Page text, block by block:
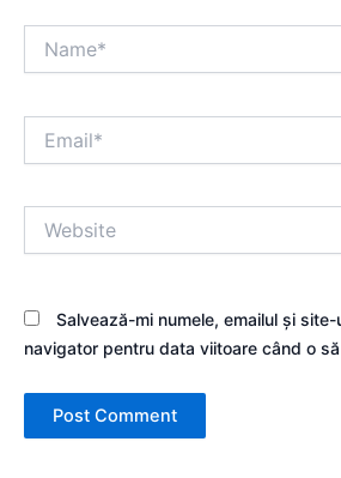
Salvează-mi numele, emailul și
navigator pentru data viitoare când o